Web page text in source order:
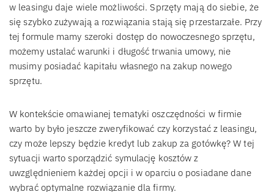
w leasingu daje wiele możliwości. Sprzęty mają do siebie, że
się szybko zużywają a rozwiązania stają się przestarzałe. Przy
tej formule mamy szeroki dostęp do nowoczesnego sprzętu,
możemy ustalać warunki i długość trwania umowy, nie
musimy posiadać kapitału własnego na zakup nowego
sprzętu.
W kontekście omawianej tematyki oszczędności w firmie
warto by było jeszcze zweryfikować czy korzystać z leasingu,
czy może lepszy będzie kredyt lub zakup za gotówkę? W tej
sytuacji warto sporządzić symulację kosztów z
uwzględnieniem każdej opcji i w oparciu o posiadane dane
wybrać optymalne rozwiązanie dla firmy.